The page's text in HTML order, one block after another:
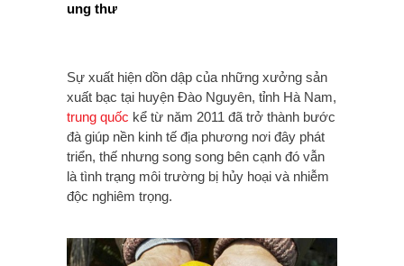
ung thư
Sự xuất hiện dồn dập của những xưởng sản
xuất bạc tại huyện Đào Nguyên, tỉnh Hà Nam,
trung quốc kể từ năm 2011 đã trở thành bước
đà giúp nền kinh tế địa phương nơi đây phát
triển, thế nhưng song song bên cạnh đó vẫn
là tình trạng môi trường bị hủy hoại và nhiễm
độc nghiêm trọng.